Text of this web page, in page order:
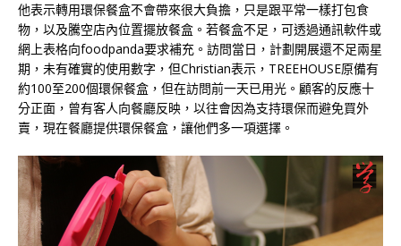
他表示轉用環保餐盒不會帶來很大負擔，只是跟平常一樣打包食
物，以及騰空店內位置擺放餐盒。若餐盒不足，可透過通訊軟件或
網上表格向foodpanda要求補充。訪問當日，計劃開展還不足兩星
期，未有確實的使用數字，但Christian表示，TREEHOUSE原備有
約100至200個環保餐盒，但在訪問前一天已用光。顧客的反應十
分正面，曾有客人向餐廳反映，以往會因為支持環保而避免買外
賣，現在餐廳提供環保餐盒，讓他們多一項選擇。